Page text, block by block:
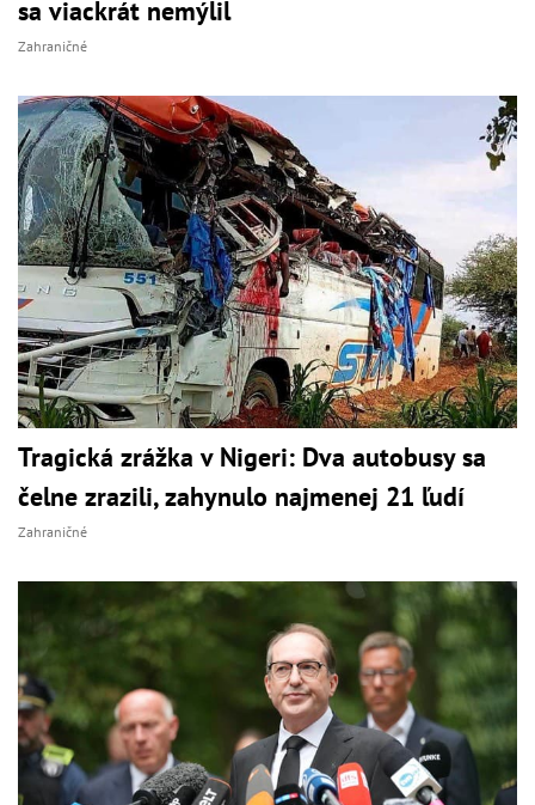
sa viackrát nemýlil
Zahraničné
Tragická zrážka v Nigeri: Dva autobusy sa
čelne zrazili, zahynulo najmenej 21 ľudí
Zahraničné